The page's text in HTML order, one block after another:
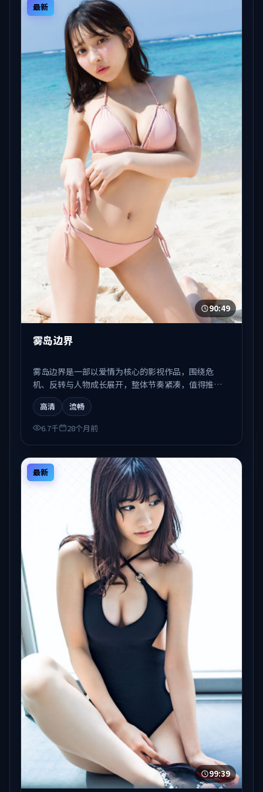
最新
90:49
雾岛边界
雾岛边界是一部以爱情为核心的影视作品，围绕危
机、反转与人物成长展开，整体节奏紧凑，值得推荐
观看。
高清
流畅
6.7千
28个月前
最新
99:39